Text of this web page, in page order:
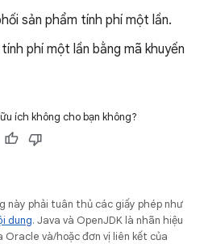
sản phẩm tính phí một lần.
phí một lần bằng mã khuyến
ích không cho bạn không?
này phải tuân thủ các giấy phép như
dung. Java và OpenJDK là nhãn hiệu
Oracle và/hoặc đơn vị liên kết của